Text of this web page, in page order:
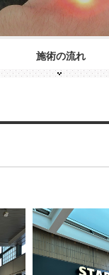
施術の流れ